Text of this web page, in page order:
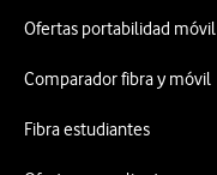
Ofertas portabilidad móvil
Comparador fibra y móvil
Fibra estudiantes